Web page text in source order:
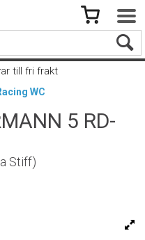
till fri frakt
WC
5 RD-
Stiff)